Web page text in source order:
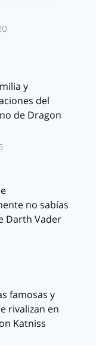
y
del
de Dragon
no sabías
Darth Vader
famosas y
rivalizan en
Katniss